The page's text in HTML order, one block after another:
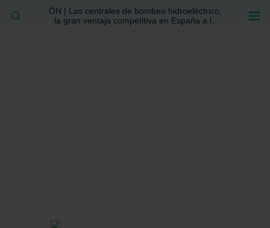
ÓN | Las centrales de bombeo hidroeléctrico,
la gran ventaja competitiva en España a la
BUSCAR